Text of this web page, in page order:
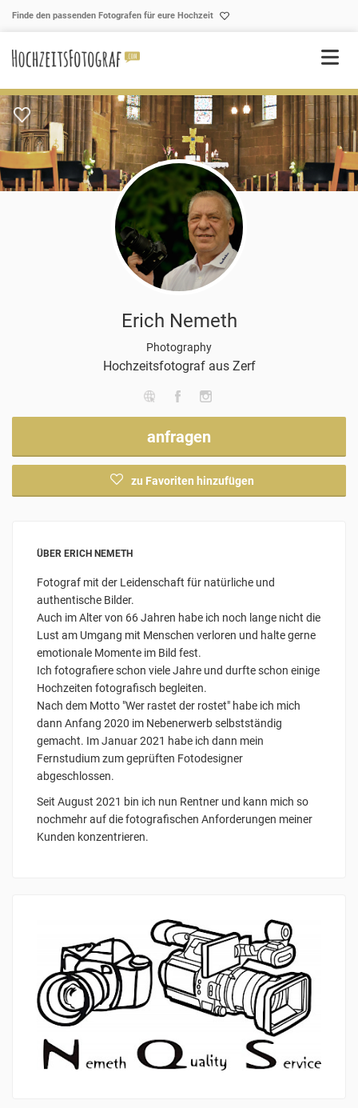
Finde den passenden Fotografen für eure Hochzeit
Erich Nemeth
Photography
Hochzeitsfotograf aus Zerf
anfragen
zu Favoriten hinzufügen
ÜBER ERICH NEMETH
Fotograf mit der Leidenschaft für natürliche und
authentische Bilder.
Auch im Alter von 66 Jahren habe ich noch lange nicht die
Lust am Umgang mit Menschen verloren und halte gerne
emotionale Momente im Bild fest.
Ich fotografiere schon viele Jahre und durfte schon einige
Hochzeiten fotografisch begleiten.
Nach dem Motto "Wer rastet der rostet" habe ich mich
dann Anfang 2020 im Nebenerwerb selbstständig
gemacht. Im Januar 2021 habe ich dann mein
Fernstudium zum geprüften Fotodesigner
abgeschlossen.
Seit August 2021 bin ich nun Rentner und kann mich so
nochmehr auf die fotografischen Anforderungen meiner
Kunden konzentrieren.